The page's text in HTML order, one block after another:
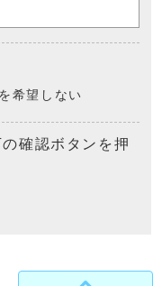
希望しない
確認ボタンを押